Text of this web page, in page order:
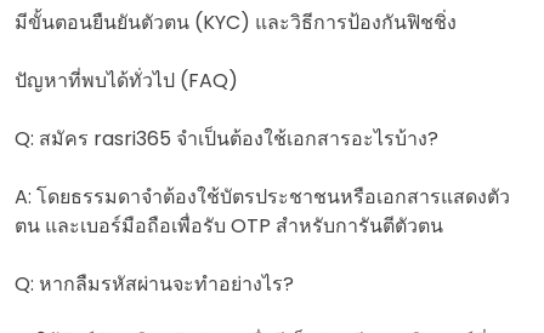
มีขั้นตอนยืนยันตัวตน (KYC) และวิธีการป้องกันฟิชชิ่ง
ปัญหาที่พบได้ทั่วไป (FAQ)
Q: สมัคร rasri365 จำเป็นต้องใช้เอกสารอะไรบ้าง?
A: โดยธรรมดาจำต้องใช้บัตรประชาชนหรือเอกสารแสดงตัว
ตน และเบอร์มือถือเพื่อรับ OTP สำหรับการันตีตัวตน
Q: หากลืมรหัสผ่านจะทำอย่างไร?